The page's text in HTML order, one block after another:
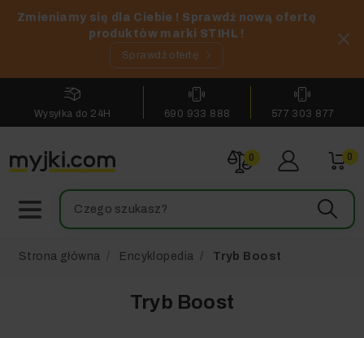
Zmieniamy się dla Ciebie ! Sprawdź nową ofertę
produktów marki STIHL !
Sprawdź ofertę
Wysyłka do 24H 690 933 888 577 303 877
0 0
Strona główna Encyklopedia Tryb Boost
Tryb Boost